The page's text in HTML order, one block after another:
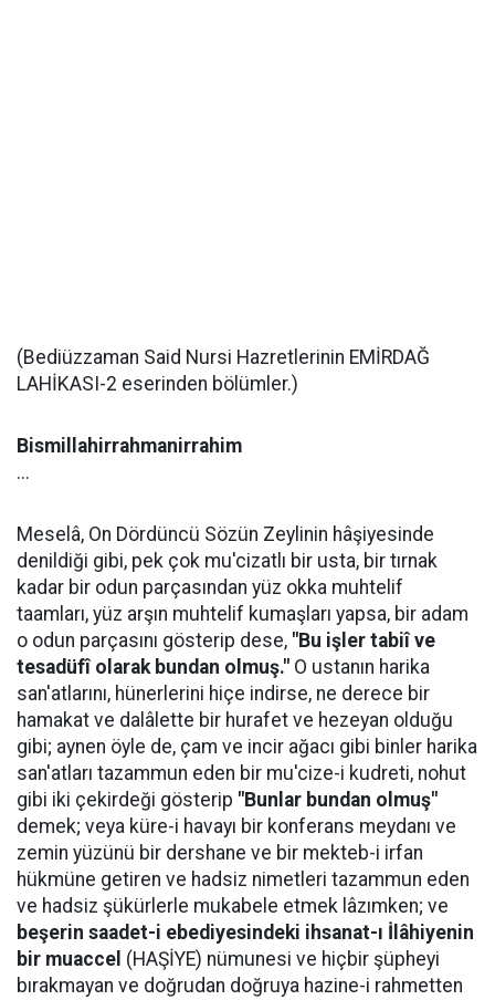
(Bediüzzaman Said Nursi Hazretlerinin EMİRDAĞ
LAHİKASI-2 eserinden bölümler.)
Bismillahirrahmanirrahim
...
Meselâ, On Dördüncü Sözün Zeylinin hâşiyesinde
denildiği gibi, pek çok mu'cizatlı bir usta, bir tırnak
kadar bir odun parçasından yüz okka muhtelif
taamları, yüz arşın muhtelif kumaşları yapsa, bir adam
o odun parçasını gösterip dese, "Bu işler tabiî ve
tesadüfî olarak bundan olmuş." O ustanın harika
san'atlarını, hünerlerini hiçe indirse, ne derece bir
hamakat ve dalâlette bir hurafet ve hezeyan olduğu
gibi; aynen öyle de, çam ve incir ağacı gibi binler harika
san'atları tazammun eden bir mu'cize-i kudreti, nohut
gibi iki çekirdeği gösterip "Bunlar bundan olmuş"
demek; veya küre-i havayı bir konferans meydanı ve
zemin yüzünü bir dershane ve bir mekteb-i irfan
hükmüne getiren ve hadsiz nimetleri tazammun eden
ve hadsiz şükürlerle mukabele etmek lâzımken; ve
beşerin saadet-i ebediyesindeki ihsanat-ı İlâhiyenin
bir muaccel (HAŞİYE) nümunesi ve hiçbir şüpheyi
bırakmayan ve doğrudan doğruya hazine-i rahmetten